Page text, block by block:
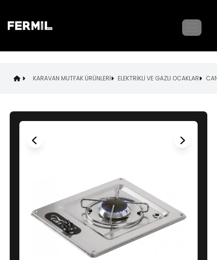
KARAVAN MUTFAK ÜRÜNLERİ ELEKTRİKLİ VE GAZLI OCAKLAR